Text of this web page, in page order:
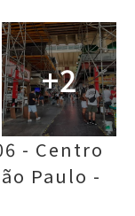
+2
- Centro
Paulo -